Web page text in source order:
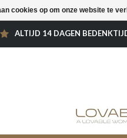
ALTIJD 14 DAGEN
cookies op om onze website te